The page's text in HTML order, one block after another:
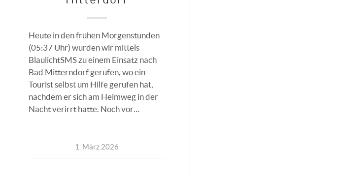
Heute in den frühen Morgenstunden
(05:37 Uhr) wurden wir mittels
BlaulichtSMS zu einem Einsatz nach
Bad Mitterndorf gerufen, wo ein
Tourist selbst um Hilfe gerufen hat,
nachdem er sich am Heimweg in der
Nacht verirrt hatte. Noch vor…
1. März 2026